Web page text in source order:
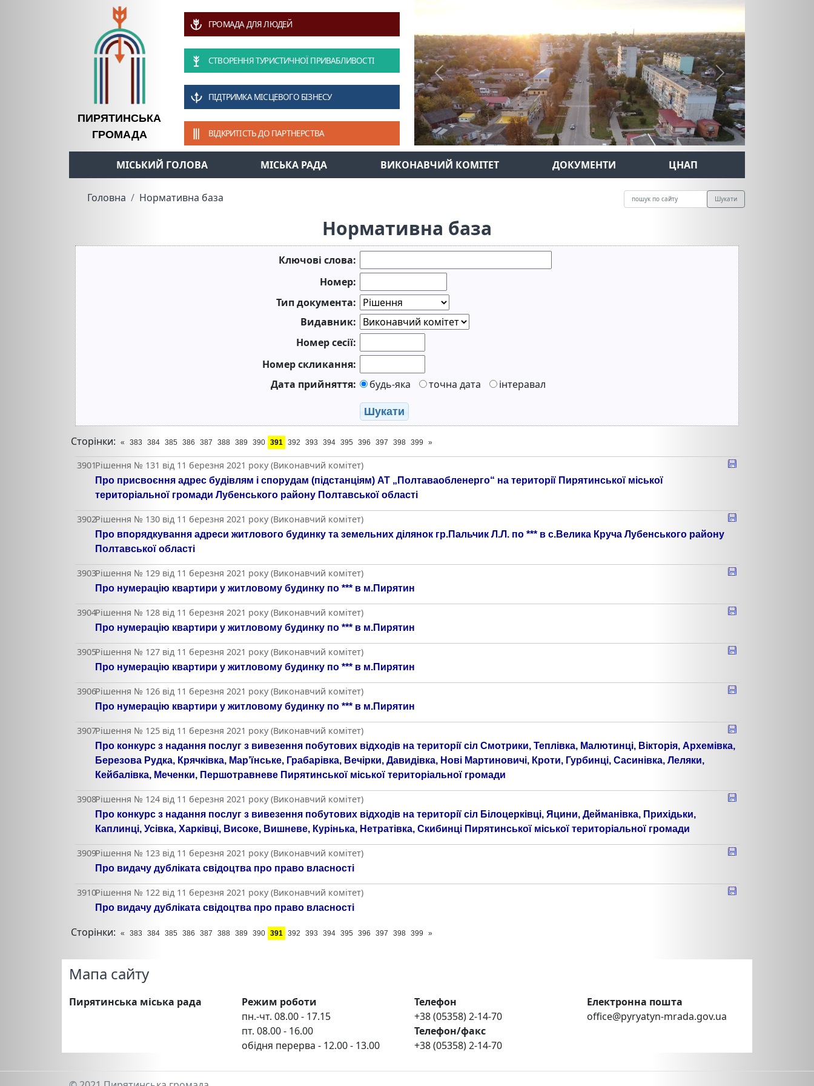
ПИРЯТИНСЬКА
ГРОМАДА
ГРОМАДА ДЛЯ ЛЮДЕЙ
СТВОРЕННЯ ТУРИСТИЧНОЇ ПРИВАБЛИВОСТІ
ПІДТРИМКА МІСЦЕВОГО БІЗНЕСУ
ВІДКРИТІСТЬ ДО ПАРТНЕРСТВА
Previous Next
МІСЬКИЙ ГОЛОВА МІСЬКА РАДА ВИКОНАВЧИЙ КОМІТЕТ ДОКУМЕНТИ ЦНАП
Головна Нормативна база Шукати
Нормативна база
Ключові слова:
Номер:
Тип документа:
Видавник:
Номер сесії:
Номер скликання:
Дата прийняття:
будь-яка точна дата інтеравал
Шукати
Сторінки: « 383 384 385 386 387 388 389 390 391 392 393 394 395 396 397 398 399 »
3901Рішення № 131 від 11 березня 2021 року (Виконавчий комітет)
Про присвоєння адрес будівлям і спорудам (підстанціям) АТ „Полтаваобленерго“ на території Пирятинської міської
територіальної громади Лубенського району Полтавської області
3902Рішення № 130 від 11 березня 2021 року (Виконавчий комітет)
Про впорядкування адреси житлового будинку та земельних ділянок гр.Пальчик Л.Л. по *** в с.Велика Круча Лубенського району
Полтавської області
3903Рішення № 129 від 11 березня 2021 року (Виконавчий комітет)
Про нумерацію квартири у житловому будинку по *** в м.Пирятин
3904Рішення № 128 від 11 березня 2021 року (Виконавчий комітет)
Про нумерацію квартири у житловому будинку по *** в м.Пирятин
3905Рішення № 127 від 11 березня 2021 року (Виконавчий комітет)
Про нумерацію квартири у житловому будинку по *** в м.Пирятин
3906Рішення № 126 від 11 березня 2021 року (Виконавчий комітет)
Про нумерацію квартири у житловому будинку по *** в м.Пирятин
3907Рішення № 125 від 11 березня 2021 року (Виконавчий комітет)
Про конкурс з надання послуг з вивезення побутових відходів на території сіл Смотрики, Теплівка, Малютинці, Вікторія, Архемівка,
Березова Рудка, Крячківка, Мар’їнське, Грабарівка, Вечірки, Давидівка, Нові Мартиновичі, Кроти, Гурбинці, Сасинівка, Леляки,
Кейбалівка, Меченки, Першотравневе Пирятинської міської територіальної громади
3908Рішення № 124 від 11 березня 2021 року (Виконавчий комітет)
Про конкурс з надання послуг з вивезення побутових відходів на території сіл Білоцерківці, Яцини, Дейманівка, Прихідьки,
Каплинці, Усівка, Харківці, Високе, Вишневе, Курінька, Нетратівка, Скибинці Пирятинської міської територіальної громади
3909Рішення № 123 від 11 березня 2021 року (Виконавчий комітет)
Про видачу дубліката свідоцтва про право власності
3910Рішення № 122 від 11 березня 2021 року (Виконавчий комітет)
Про видачу дубліката свідоцтва про право власності
Сторінки: « 383 384 385 386 387 388 389 390 391 392 393 394 395 396 397 398 399 »
Мапа сайту
Пирятинська міська рада
Режим роботи
пн.-чт. 08.00 - 17.15
пт. 08.00 - 16.00
обідня перерва - 12.00 - 13.00
Телефон
+38 (05358) 2-14-70
Телефон/факс
+38 (05358) 2-14-70
Електронна пошта
office@pyryatyn-mrada.gov.ua